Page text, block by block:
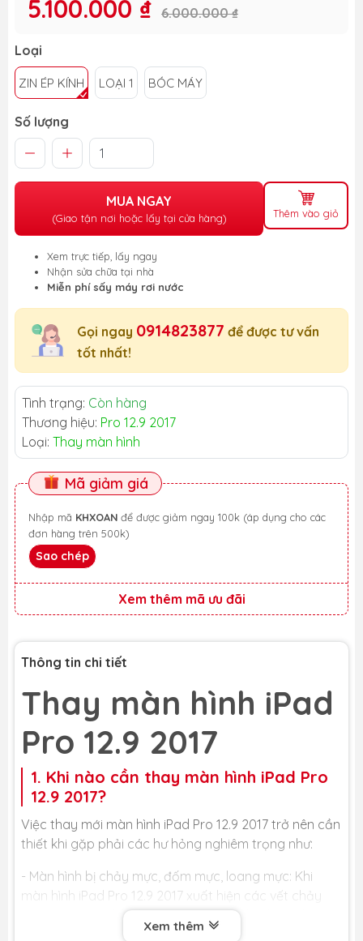
5.100.000 ₫ 6.000.000 ₫
Loại
ZIN ÉP KÍNH LOẠI 1 BÓC MÁY
Số lượng
MUA NGAY
(Giao tận nơi hoặc lấy tại cửa hàng) Thêm vào giỏ
Xem trực tiếp, lấy ngay
Nhận sửa chữa tại nhà
Miễn phí sấy máy rơi nước
Gọi ngay 0914823877 để được tư vấn
tốt nhất!
Tình trạng: Còn hàng
Thương hiệu: Pro 12.9 2017
Loại: Thay màn hình
Mã giảm giá
Nhập mã KHXOAN
đơn hàng trên 500k)
Sao chép
Xem thêm mã ưu đãi
Thông tin chi tiết
Thay màn hình iPad
Pro 12.9 2017
1. Khi nào cần thay màn hình iPad Pro
12.9 2017?
Việc thay mới màn hình iPad Pro 12.9 2017 trở nên cần
thiết khi gặp phải các hư hỏng nghiêm trọng như:
- Màn hình bị chảy mực, đốm mực, loang mực: Khi
màn hình iPad Pro 12.9 2017 xuất hiện các vết chảy
mực, đốm mực hay loang mực, đó là dấu hiệu cho
thấy các tinh thể lỏng bên trong tấm nền màn hình
Xem thêm